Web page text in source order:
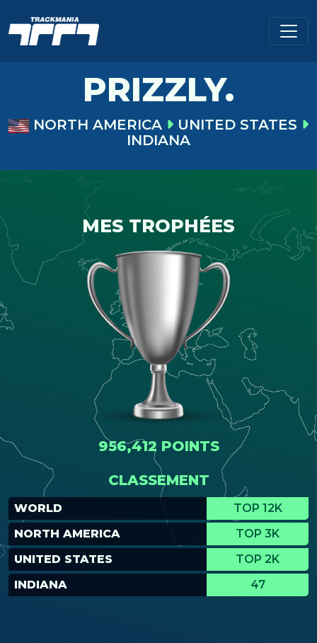
PRIZZLY.
NORTH AMERICA
UNITED STATES
INDIANA
MES TROPHÉES
956,412 POINTS
CLASSEMENT
WORLD
TOP 12K
NORTH AMERICA
TOP 3K
UNITED STATES
TOP 2K
INDIANA
47